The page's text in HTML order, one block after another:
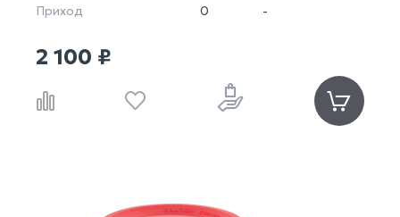
Приход
0 -
2 100 ₽